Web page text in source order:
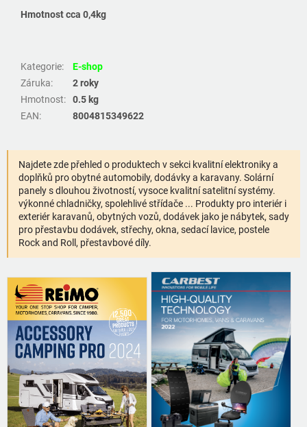
Hmotnost cca 0,4kg
Kategorie:
E-shop
Záruka:
2 roky
Hmotnost:
0.5 kg
EAN: 8004815349622
Najdete zde přehled o produktech v sekci kvalitní elektroniky a
doplňků pro obytné automobily, dodávky a karavany. Solární
panely s dlouhou životností, vysoce kvalitní satelitní systémy.
výkonné chladničky, spolehlivé střídače ... Produkty pro interiér i
exteriér karavanů, obytných vozů, dodávek jako je nábytek, sady
pro přestavbu dodávek, střechy, okna, sedací lavice, postele
Rock and Roll, přestavbové díly.